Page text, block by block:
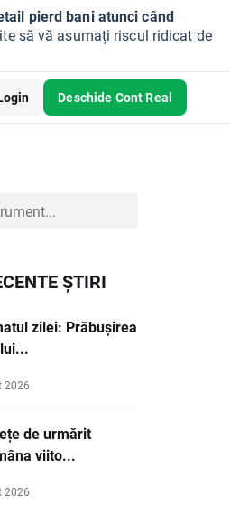
pierd bani atunci când
să vă asumați riscul ridicat de
Deschide Cont Real
ȘTIRI
zilei: Prăbușirea
2026
de urmărit
viito...
2026